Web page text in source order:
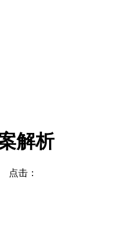
解析
点击：